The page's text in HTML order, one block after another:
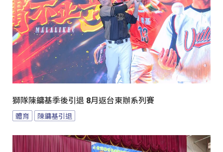
獅隊陳鏞基季後引退 8月返台東辦系列賽
體育 陳鏞基引退